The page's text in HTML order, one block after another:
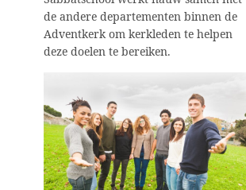
de andere departementen binnen de
Adventkerk om kerkleden te helpen
deze doelen te bereiken.